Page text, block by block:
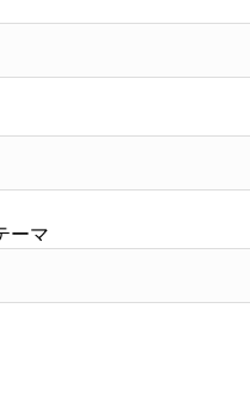
ーマ